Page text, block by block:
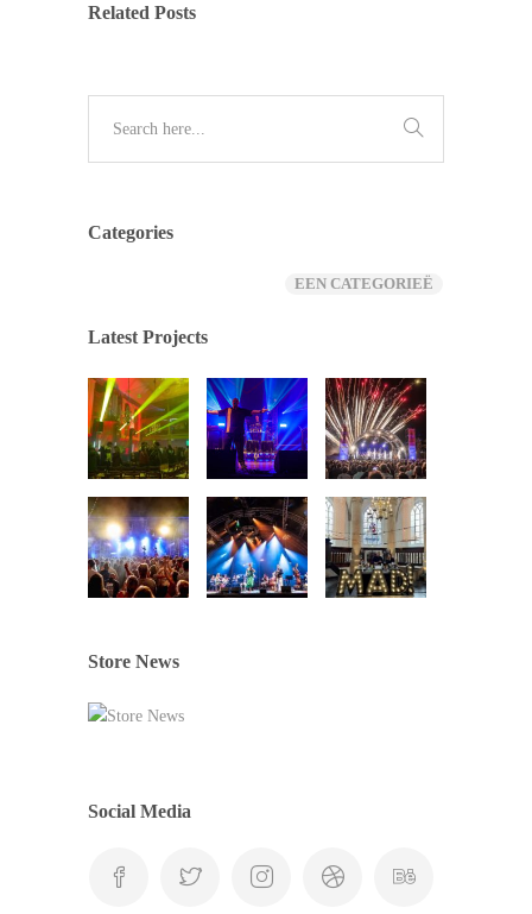
Related Posts
Categories
EEN CATEGORIEË
Latest Projects
Store News
Social Media